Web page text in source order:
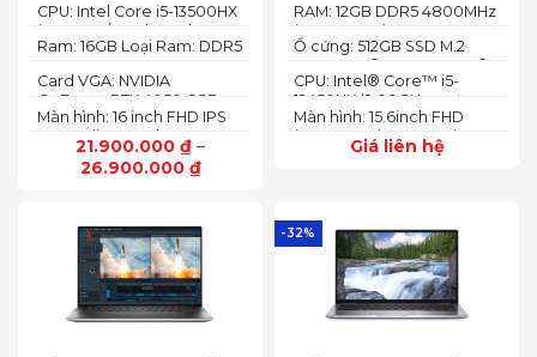
16GB, 512GB, RTX 4050 6GB,
16″ FHD 165Hz)
21.900.000 ₫ –
26.900.000 ₫
Màn hình: 16 inch FHD IPS
165Hz SlimBezel, sRGB
100%, Acer ComfyView,
500 nits
Card VGA: NVIDIA
GeForce RTX 4050 6GB
(140W)
Ram: 16GB Loại Ram: DDR5
CPU: Intel Core i5-13500HX
(14 Cores/ 20 Threads, up
to 4.70 GHz, 24MB)
3050 6GB, 15.6″ FHD 144Hz)
Giá liên hệ
Màn hình: 15.6inch FHD
(1920x1080) IPS 300nits
Anti-glare, 100%sRGB,
CPU: Intel® Core™ i5-
12450HX (2.00GHz up to
4.40GHz, 12MB Cache)
Ổ cứng: 512GB SSD M.2
2242 PCIe® 4.0x4 NVMe®
RAM: 12GB DDR5 4800MHz
(up to 32GB)
-32%